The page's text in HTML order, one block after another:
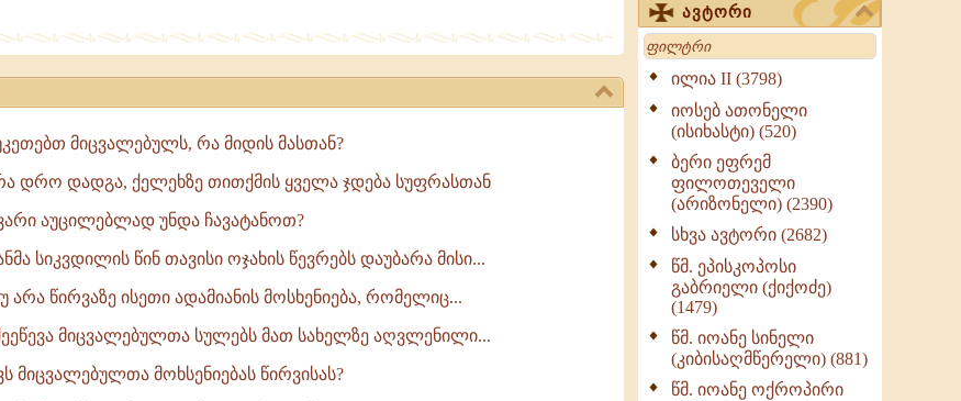
მიცვალებულს, რა მიდის მასთან?
დრო დადგა, ქელეხზე თითქმის ყველა ჯდება სუფრასთან
აუცილებლად უნდა ჩავატანოთ?
სიკვდილის წინ თავისი ოჯახის წევრებს დაუბარა მისი...
არა წირვაზე ისეთი ადამიანის მოსხენიება, რომელიც...
მიცვალებულთა სულებს მათ სახელზე აღვლენილი...
მიცვალებულთა მოხსენიებას წირვისას?
(ნაწილი III) (723)
მოძღვრის ძალზე
სასარგებლო რჩევები
მრევლისათვის (545)
Wisdomge (514)
ქადაგებანი გაბრიელ
ეპისკოპოსისა - II ტომი
(370)
სულიერი ცხოვრების
სახელმძღვანელო -
ნაწილი II (369)
ღმერთი და ადამიანები
(287)
ბერის დიადემა (278)
მონაზვნური
ავტორი
Search
ილია II (3798)
იოსებ ათონელი
(ისიხასტი) (520)
ბერი ეფრემ
ფილოთეველი
(არიზონელი) (2390)
სხვა ავტორი (2682)
წმ. ეპისკოპოსი
გაბრიელი (ქიქოძე)
(1479)
წმ. იოანე სინელი
(კიბისაღმწერელი) (881)
წმ. იოანე ოქროპირი